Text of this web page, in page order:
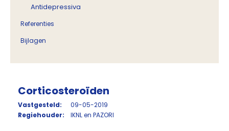
Antidepressiva
Referenties
Bijlagen
Corticosteroïden
Vastgesteld:
09-05-2019
Regiehouder:
IKNL en PAZORI